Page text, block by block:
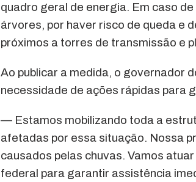
quadro geral de energia. Em caso
árvores, por haver risco de queda e
próximos a torres de transmissão e
Ao publicar a medida, o governador
necessidade de ações rápidas para
— Estamos mobilizando toda a
afetadas por essa situação. Nossa
causados pelas chuvas. Vamos
federal para garantir assistência